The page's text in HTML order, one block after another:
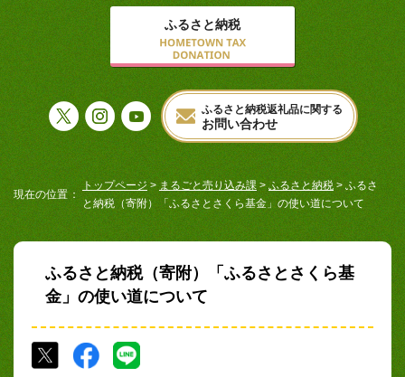
ふるさと納税
ふるさと納税返礼品に関する
お問い合わせ
現在の位置
トップページ > まるごと売り込み課 > ふるさと納税 > ふるさ
と納税（寄附）「ふるさとさくら基金」の使い道について
ふるさと納税（寄附）「ふるさとさくら基
金」の使い道について